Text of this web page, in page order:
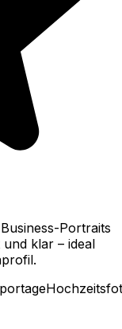
Portraits
klar – ideal